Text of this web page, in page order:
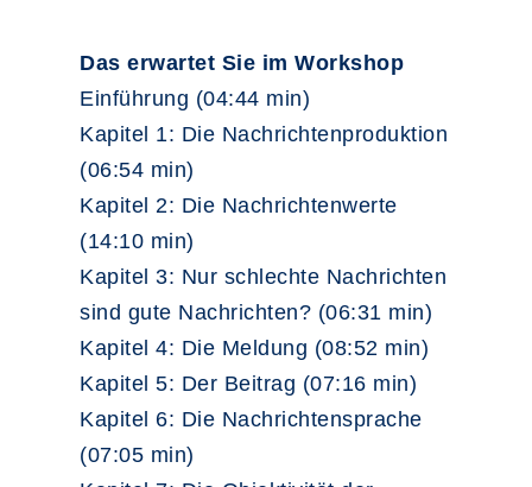
Das erwartet Sie im Workshop
Einführung (04:44 min)
Kapitel 1: Die Nachrichtenproduktion
(06:54 min)
Kapitel 2: Die Nachrichtenwerte
(14:10 min)
Kapitel 3: Nur schlechte Nachrichten
sind gute Nachrichten? (06:31 min)
Kapitel 4: Die Meldung (08:52 min)
Kapitel 5: Der Beitrag (07:16 min)
Kapitel 6: Die Nachrichtensprache
(07:05 min)